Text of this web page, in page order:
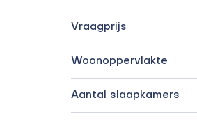
Vraagprijs
Woonoppervlakte
Aantal slaapkamers